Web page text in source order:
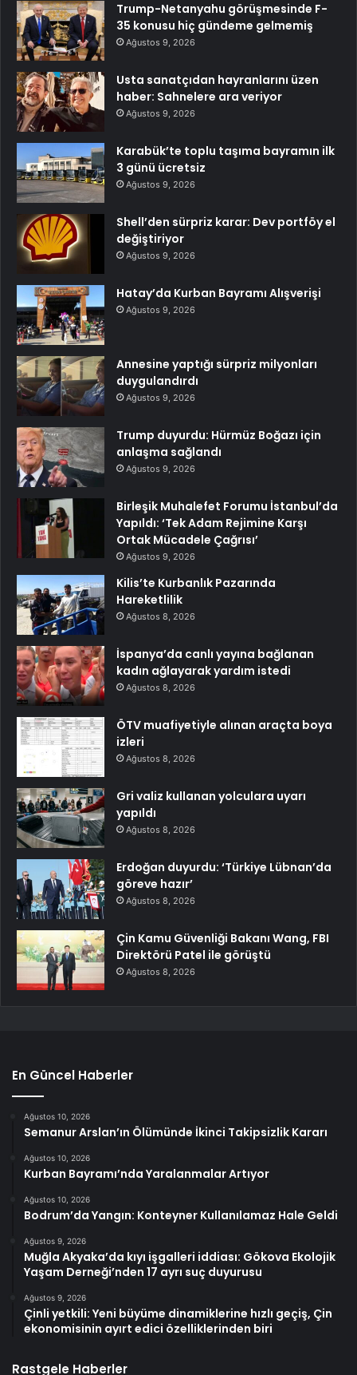
Trump-Netanyahu görüşmesinde F-
35 konusu hiç gündeme gelmemiş
Ağustos 9, 2026
Usta sanatçıdan hayranlarını üzen
haber: Sahnelere ara veriyor
Ağustos 9, 2026
Karabük’te toplu taşıma bayramın ilk
3 günü ücretsiz
Ağustos 9, 2026
Shell’den sürpriz karar: Dev portföy el
değiştiriyor
Ağustos 9, 2026
Hatay’da Kurban Bayramı Alışverişi
Ağustos 9, 2026
Annesine yaptığı sürpriz milyonları
duygulandırdı
Ağustos 9, 2026
Trump duyurdu: Hürmüz Boğazı için
anlaşma sağlandı
Ağustos 9, 2026
Birleşik Muhalefet Forumu İstanbul’da
Yapıldı: ‘Tek Adam Rejimine Karşı
Ortak Mücadele Çağrısı’
Ağustos 9, 2026
Kilis’te Kurbanlık Pazarında
Hareketlilik
Ağustos 8, 2026
İspanya’da canlı yayına bağlanan
kadın ağlayarak yardım istedi
Ağustos 8, 2026
ÖTV muafiyetiyle alınan araçta boya
izleri
Ağustos 8, 2026
Gri valiz kullanan yolculara uyarı
yapıldı
Ağustos 8, 2026
Erdoğan duyurdu: ‘Türkiye Lübnan’da
göreve hazır’
Ağustos 8, 2026
Çin Kamu Güvenliği Bakanı Wang, FBI
Direktörü Patel ile görüştü
Ağustos 8, 2026
En Güncel Haberler
Ağustos 10, 2026
Semanur Arslan’ın Ölümünde İkinci Takipsizlik Kararı
Ağustos 10, 2026
Kurban Bayramı’nda Yaralanmalar Artıyor
Ağustos 10, 2026
Bodrum’da Yangın: Konteyner Kullanılamaz Hale Geldi
Ağustos 9, 2026
Muğla Akyaka’da kıyı işgalleri iddiası: Gökova Ekolojik
Yaşam Derneği’nden 17 ayrı suç duyurusu
Ağustos 9, 2026
Çinli yetkili: Yeni büyüme dinamiklerine hızlı geçiş, Çin
ekonomisinin ayırt edici özelliklerinden biri
Rastgele Haberler